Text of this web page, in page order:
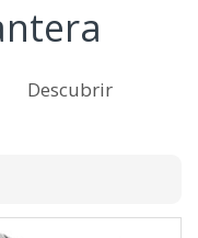
Descubrir